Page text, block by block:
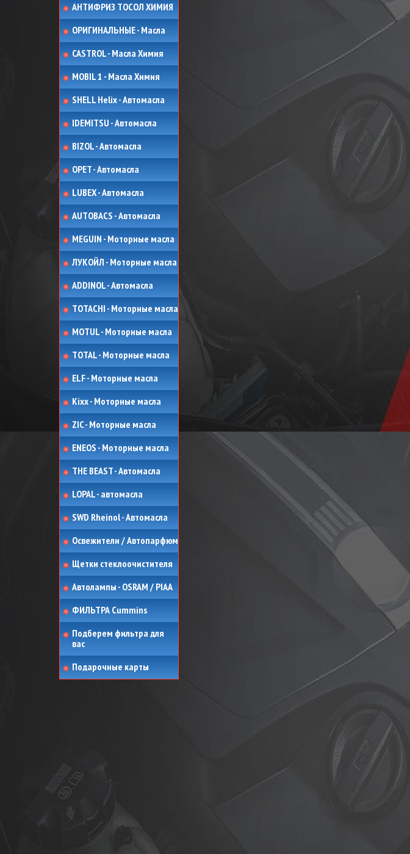
АНТИФРИЗ ТОСОЛ ХИМИЯ
ОРИГИНАЛЬНЫЕ - Масла
CASTROL - Масла Химия
MOBIL 1 - Масла Химия
SHELL Helix - Автомасла
IDEMITSU - Автомасла
BIZOL - Автомасла
OPET - Автомасла
LUBEX - Автомасла
AUTOBACS - Автомасла
MEGUIN - Моторные масла
ЛУКОЙЛ - Моторные масла
ADDINOL - Автомасла
TOTACHI - Моторные масла
MOTUL - Моторные масла
TOTAL - Моторные масла
ELF - Моторные масла
Kixx - Моторные масла
ZIC - Моторные масла
ENEOS - Моторные масла
THE BEAST - Автомасла
LOPAL - автомасла
SWD Rheinol - Автомасла
Освежители / Автопарфюм
Щетки стеклоочистителя
Автолампы - OSRAM / PIAA
ФИЛЬТРА Cummins
Подберем фильтра для
вас
Подарочные карты